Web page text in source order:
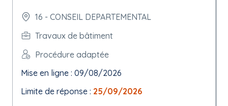
16 - CONSEIL DEPARTEMENTAL
Travaux de bâtiment
Procédure adaptée
Mise en ligne : 09/08/2026
Limite de réponse : 25/09/2026